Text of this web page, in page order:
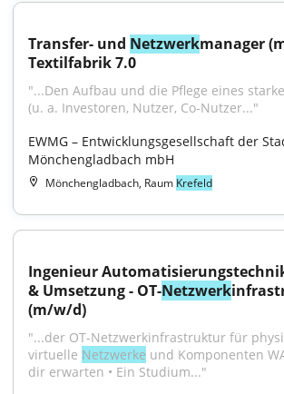
Transfer- und Netzwerkmanager
Textilfabrik 7.0
"...Den Aufbau und die Pflege eines
(u. a. Investoren, Nutzer, Co-Nutzer..."
EWMG – Entwicklungsgesellschaft der
Mönchengladbach mbH
Mönchengladbach, Raum Krefeld
Ingenieur
& Umsetzung - OT-Netzwerk
(m/w/d)
"...der OT-Netzwerkinfrastruktur für
virtuelle Netzwerke und Komponenten
dir erwarten • Ein Studium..."